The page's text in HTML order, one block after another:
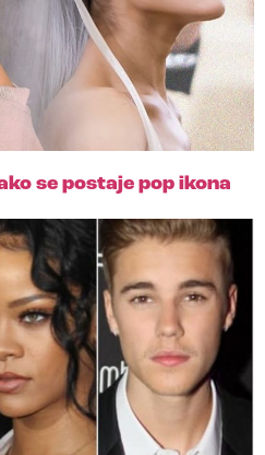
se postaje pop ikona